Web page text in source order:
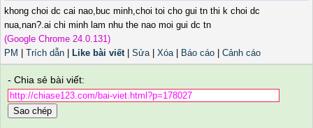
khong choi dc cai nao,buc minh,choi toi cho gui tn thi k choi dc
nua,nan?.ai chi minh lam nhu the nao moi gui dc tn
(Google Chrome 24.0.131)
PM
Trích dẫn Like bài viết| Sửa| Xóa| Báo cáo Cảnh cáo
- Chia sẻ bài viết:
Sao chép